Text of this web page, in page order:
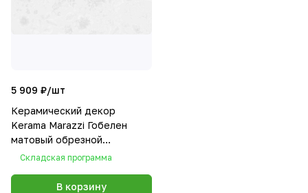
5 909 ₽/шт
Керамический декор
Kerama Marazzi Гобелен
матовый обрезной
60x119,5x0,9
Складская программа
В корзину